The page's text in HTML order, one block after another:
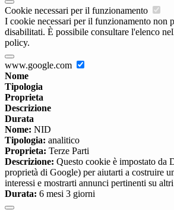
Cookie necessari per il funzionamento
I cookie necessari per il funzionamento non
disabilitati. È possibile consultare l'elenco
policy.
www.google.com
Nome
Tipologia
Proprieta
Descrizione
Durata
Nome: NID
Tipologia: analitico
Proprieta: Terze Parti
Descrizione: Questo cookie è impostato da
proprietà di Google) per aiutarti a costruire
interessi e mostrarti annunci pertinenti su
Durata: 6 mesi 3 giorni